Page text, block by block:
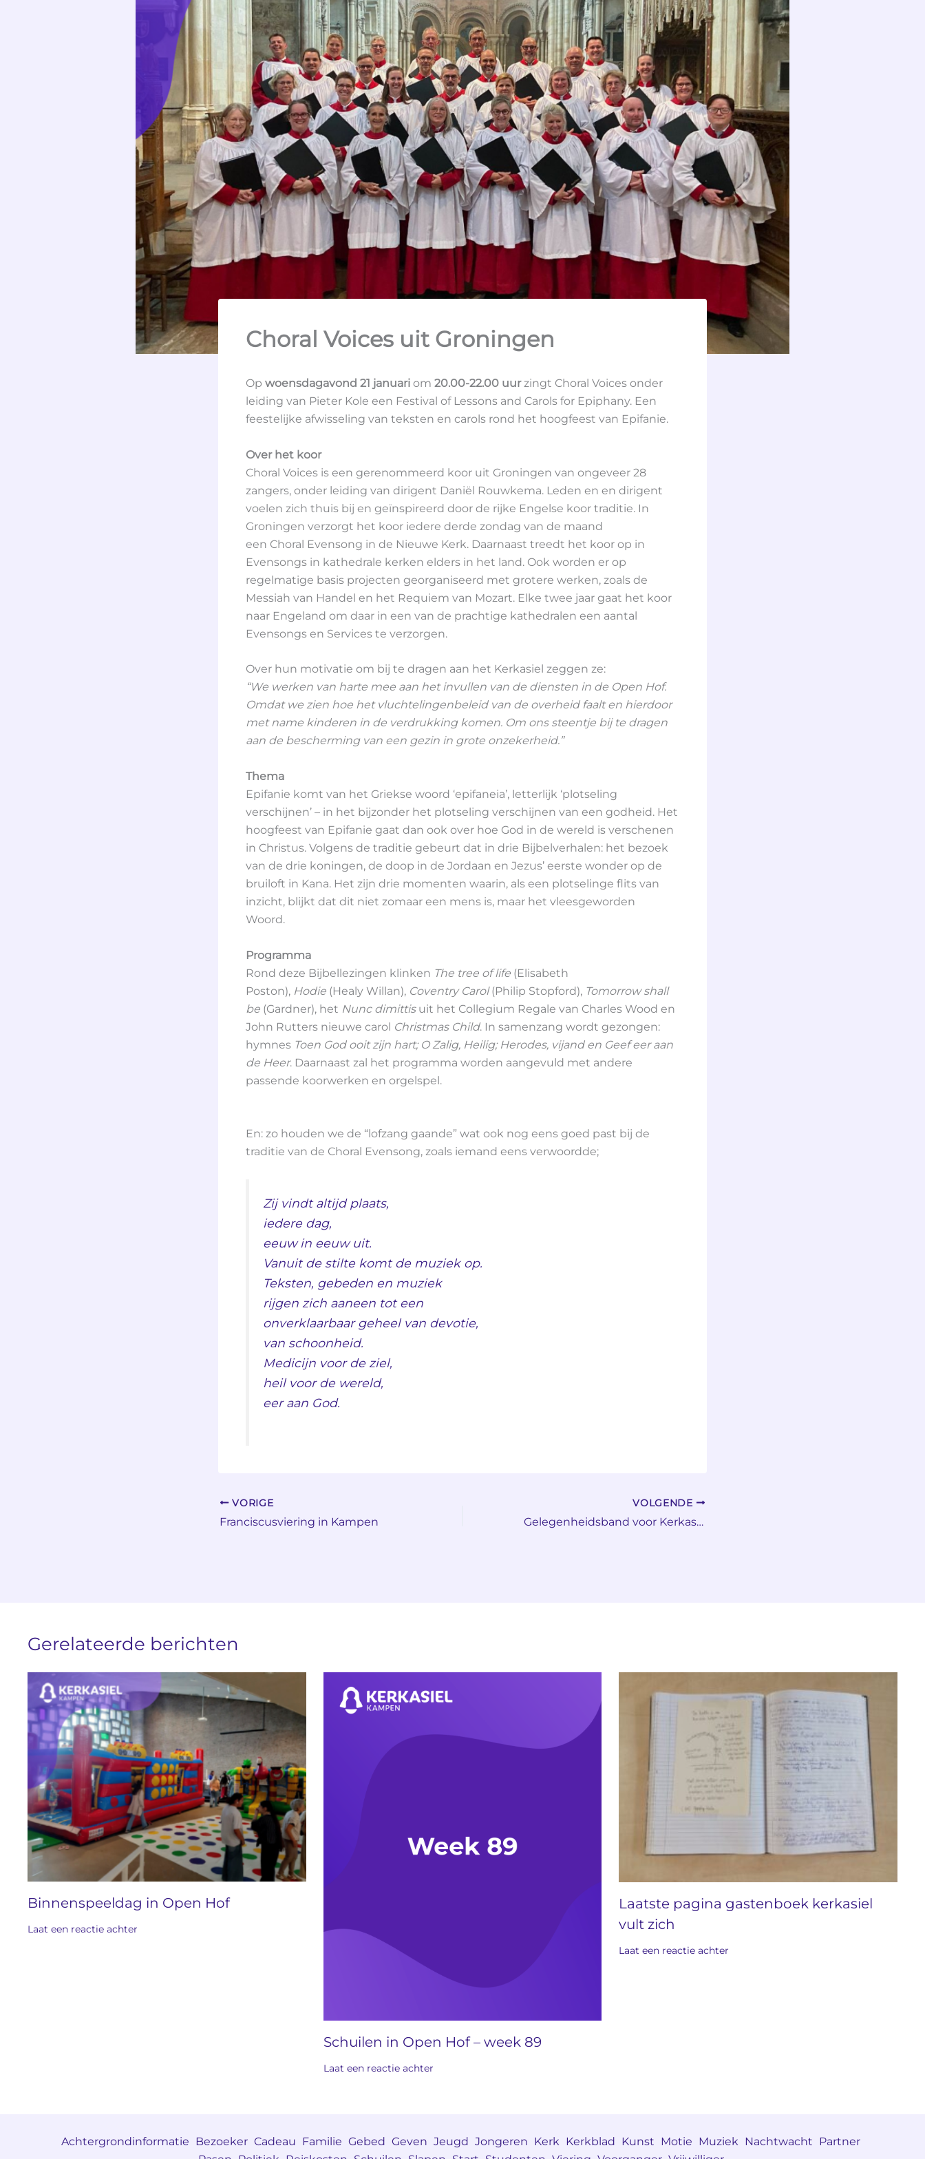
Choral Voices uit Groningen
Op woensdagavond 21 januari om 20.00-22.00 uurzingt Choral Voices onder
leiding van Pieter Kole een Festival of Lessons and Carols for Epiphany. Een
feestelijke afwisseling van teksten en carols rond het hoogfeest van Epifanie.
Over het koor
Choral Voices is een gerenommeerd koor uit Groningen van ongeveer 28
zangers, onder leiding van dirigent Daniël Rouwkema. Leden en en dirigent
voelen zich thuis bij en geïnspireerd door de rijke Engelse koor traditie. In
Groningen verzorgt het koor iedere derde zondag van de maand
een Choral Evensong in de Nieuwe Kerk. Daarnaast treedt het koor op in
Evensongs in kathedrale kerken elders in het land. Ook worden er op
regelmatige basis projecten georganiseerd met grotere werken, zoals de
Messiah van Handel en het Requiem van Mozart. Elke twee jaar gaat het koor
naar Engeland om daar in een van de prachtige kathedralen een aantal
Evensongs en Services te verzorgen.
Over hun motivatie om bij te dragen aan het Kerkasiel zeggen ze:
“We werken van harte mee aan het invullen van de diensten in de Open Hof.
Omdat we zien hoe het vluchtelingenbeleid van de overheid faalt en hierdoor
met name kinderen in de verdrukking komen. Om ons steentje bij te dragen
aan de bescherming van een gezin in grote onzekerheid.”
Thema
Epifanie komt van het Griekse woord ‘epifaneia’, letterlijk ‘plotseling
verschijnen’ – in het bijzonder het plotseling verschijnen van een godheid. Het
hoogfeest van Epifanie gaat dan ook over hoe God in de wereld is verschenen
in Christus. Volgens de traditie gebeurt dat in drie Bijbelverhalen: het bezoek
van de drie koningen, de doop in de Jordaan en Jezus’ eerste wonder op de
bruiloft in Kana. Het zijn drie momenten waarin, als een plotselinge flits van
inzicht, blijkt dat dit niet zomaar een mens is, maar het vleesgeworden
Woord.
Programma
Rond deze Bijbellezingen klinken The tree of life (Elisabeth
Poston), Hodie (Healy Willan), Coventry Carol(Philip Stopford), Tomorrow shall
be (Gardner), het Nunc dimittisuit het Collegium Regale van Charles Wood en
John Rutters nieuwe carol Christmas Child. In samenzang wordt gezongen:
hymnes Toen God ooit zijn hart; O Zalig, Heilig; Herodes, vijand en Geef eer aan
de Heer. Daarnaast zal het programma worden aangevuld met andere
passende koorwerken en orgelspel.
En: zo houden we de “lofzang gaande” wat ook nog eens goed past bij de
traditie van de Choral Evensong, zoals iemand eens verwoordde;
Zij vindt altijd plaats,
iedere dag,
eeuw in eeuw uit.
Vanuit de stilte komt de muziek op.
Teksten, gebeden en muziek
rijgen zich aaneen tot een
onverklaarbaar geheel van devotie,
van schoonheid.
Medicijn voor de ziel,
heil voor de wereld,
eer aan God.
VORIGE
Franciscusviering in Kampen
VOLGENDE
Gelegenheidsband voor Kerkasiel
Gerelateerde berichten
Binnenspeeldag in Open Hof
Laat een reactie achter
Schuilen in Open Hof – week 89
Laat een reactie achter
Laatste pagina gastenboek kerkasiel
vult zich
Laat een reactie achter
Achtergrondinformatie Bezoeker Cadeau Familie Gebed Geven Jeugd Jongeren Kerk Kerkblad Kunst Motie Muziek Nachtwacht Partner